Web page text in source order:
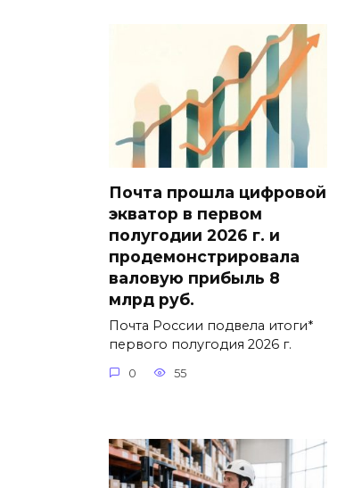
Почта прошла цифровой
экватор в первом
полугодии 2026 г. и
продемонстрировала
валовую прибыль 8
млрд руб.
Почта России подвела итоги*
первого полугодия 2026 г.
0 55